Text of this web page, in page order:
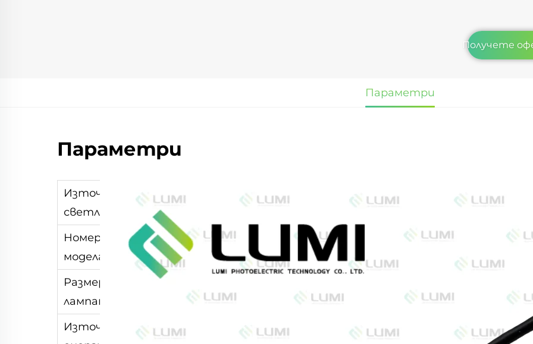
Получете
Параметри
Параметри
Източник на
светлината:
Лазерен ксенон
Номер на
модела：
L2741
Размер на
лампата:
7*100*167 мм
Източник на
Енергиен източник